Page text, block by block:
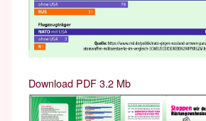
Download PDF 3.2 Mb